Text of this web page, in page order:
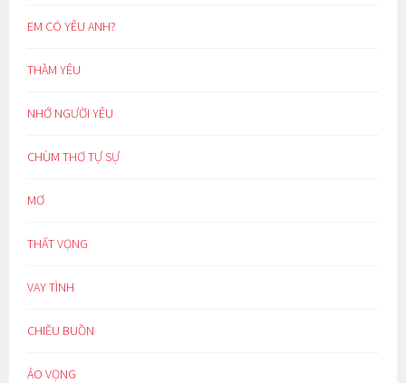
EM CÓ YÊU ANH?
THẦM YÊU
NHỚ NGƯỜI YÊU
CHÙM THƠ TỰ SỰ
MƠ
THẤT VỌNG
VAY TÌNH
CHIỀU BUỒN
ẢO VỌNG